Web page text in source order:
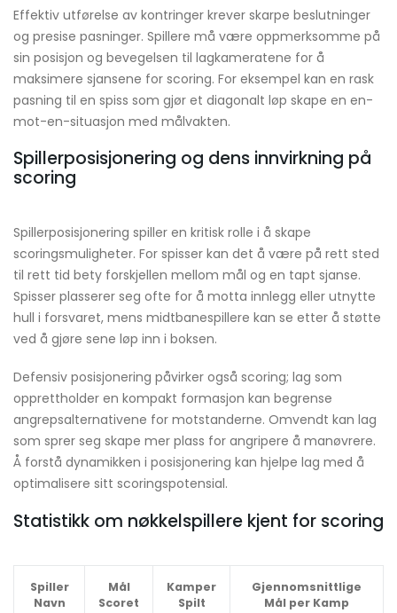
Effektiv utførelse av kontringer krever skarpe beslutninger
og presise pasninger. Spillere må være oppmerksomme på
sin posisjon og bevegelsen til lagkameratene for å
maksimere sjansene for scoring. For eksempel kan en rask
pasning til en spiss som gjør et diagonalt løp skape en en-
mot-en-situasjon med målvakten.
Spillerposisjonering og dens innvirkning på
scoring
Spillerposisjonering spiller en kritisk rolle i å skape
scoringsmuligheter. For spisser kan det å være på rett sted
til rett tid bety forskjellen mellom mål og en tapt sjanse.
Spisser plasserer seg ofte for å motta innlegg eller utnytte
hull i forsvaret, mens midtbanespillere kan se etter å støtte
ved å gjøre sene løp inn i boksen.
Defensiv posisjonering påvirker også scoring; lag som
opprettholder en kompakt formasjon kan begrense
angrepsalternativene for motstanderne. Omvendt kan lag
som sprer seg skape mer plass for angripere å manøvrere.
Å forstå dynamikken i posisjonering kan hjelpe lag med å
optimalisere sitt scoringspotensial.
Statistikk om nøkkelspillere kjent for scoring
Spiller
Navn
Mål
Scoret
Kamper
Spilt
Gjennomsnittlige
Mål per Kamp